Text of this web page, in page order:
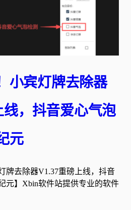
小宾灯牌去除器
，抖音爱心气泡
元
牌去除器V1.37重磅上线，抖音
元】Xbin软件站提供专业的软件